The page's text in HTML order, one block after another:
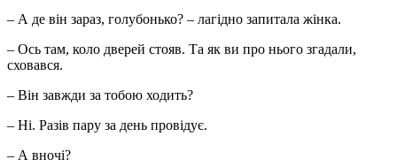
– А де він зараз, голубонько? – лагідно запитала жінка.
– Ось там, коло дверей стояв. Та як ви про нього згадали,
сховався.
– Він завжди за тобою ходить?
– Ні. Разів пару за день провідує.
– А вночі?